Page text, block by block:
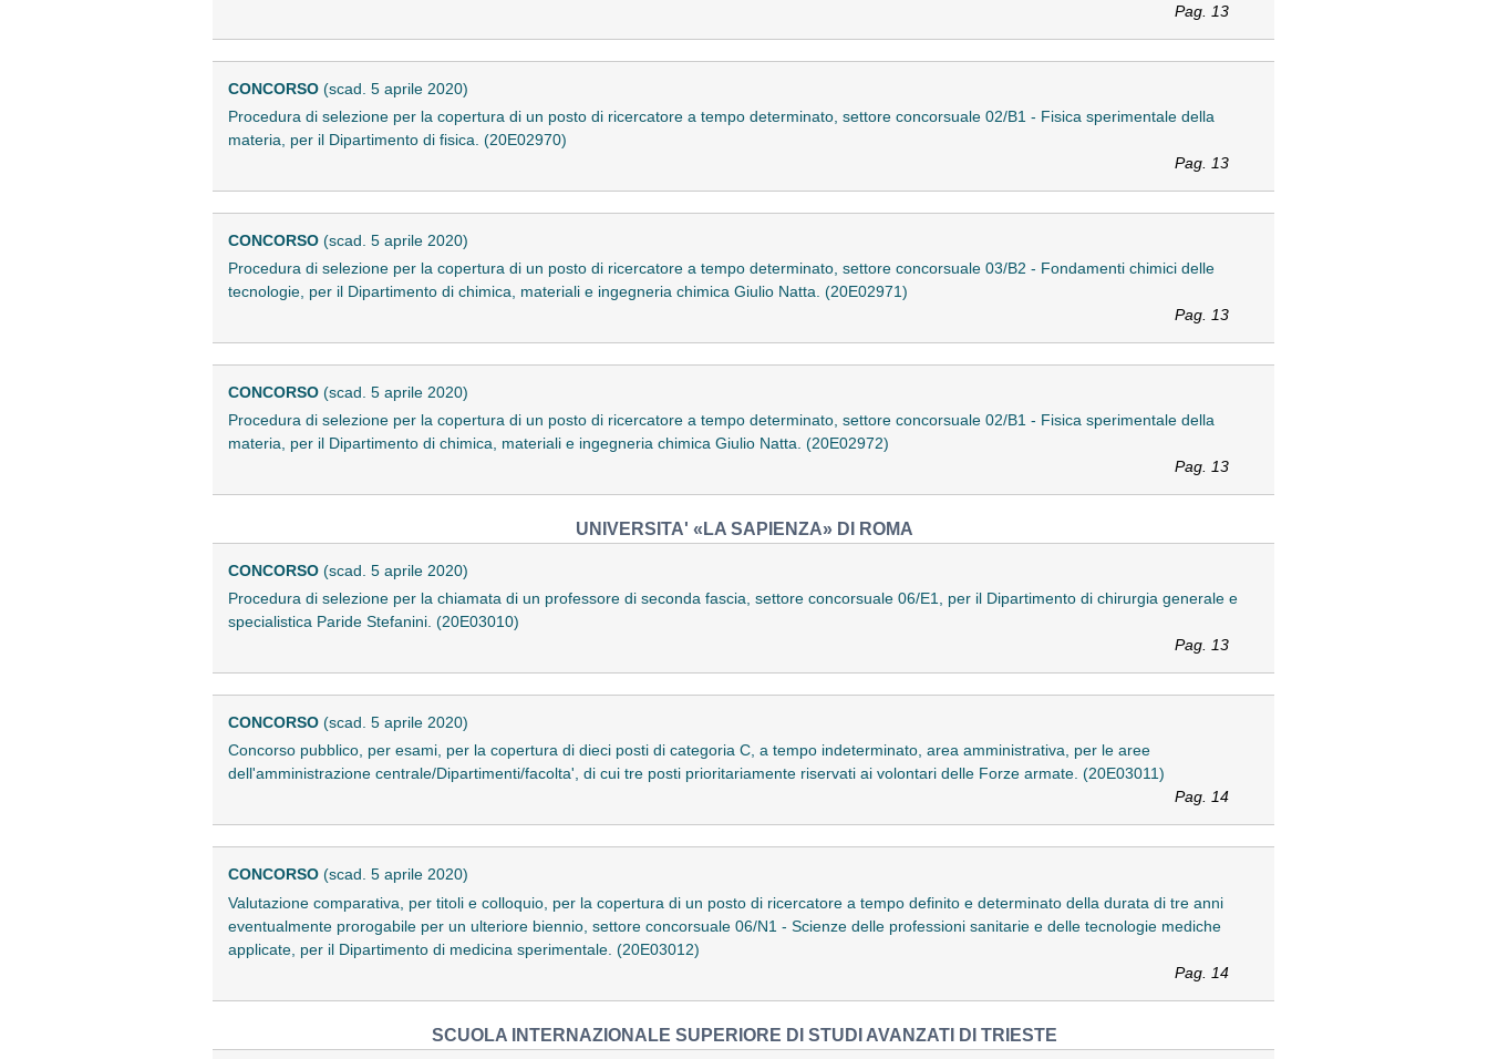
Pag. 13
CONCORSO (scad. 5 aprile 2020)
Procedura di selezione per la copertura di un posto di ricercatore a tempo determinato, settore concorsuale 02/B1 - Fisica sperimentale della
materia, per il Dipartimento di fisica. (20E02970)
Pag. 13
CONCORSO (scad. 5 aprile 2020)
Procedura di selezione per la copertura di un posto di ricercatore a tempo determinato, settore concorsuale 03/B2 - Fondamenti chimici delle
tecnologie, per il Dipartimento di chimica, materiali e ingegneria chimica Giulio Natta. (20E02971)
Pag. 13
CONCORSO (scad. 5 aprile 2020)
Procedura di selezione per la copertura di un posto di ricercatore a tempo determinato, settore concorsuale 02/B1 - Fisica sperimentale della
materia, per il Dipartimento di chimica, materiali e ingegneria chimica Giulio Natta. (20E02972)
Pag. 13
UNIVERSITA' «LA SAPIENZA» DI ROMA
CONCORSO (scad. 5 aprile 2020)
Procedura di selezione per la chiamata di un professore di seconda fascia, settore concorsuale 06/E1, per il Dipartimento di chirurgia generale e
specialistica Paride Stefanini. (20E03010)
Pag. 13
CONCORSO (scad. 5 aprile 2020)
Concorso pubblico, per esami, per la copertura di dieci posti di categoria C, a tempo indeterminato, area amministrativa, per le aree
dell'amministrazione centrale/Dipartimenti/facolta', di cui tre posti prioritariamente riservati ai volontari delle Forze armate. (20E03011)
Pag. 14
CONCORSO (scad. 5 aprile 2020)
Valutazione comparativa, per titoli e colloquio, per la copertura di un posto di ricercatore a tempo definito e determinato della durata di tre anni
eventualmente prorogabile per un ulteriore biennio, settore concorsuale 06/N1 - Scienze delle professioni sanitarie e delle tecnologie mediche
applicate, per il Dipartimento di medicina sperimentale. (20E03012)
Pag. 14
SCUOLA INTERNAZIONALE SUPERIORE DI STUDI AVANZATI DI TRIESTE